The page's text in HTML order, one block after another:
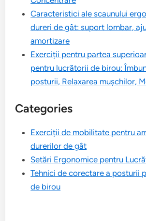
Caracteristici ale scaunului
dureri de gât: suport lombar,
amortizare
Exerciții pentru partea
pentru lucrătorii de birou:
posturii, Relaxarea mușchilor,
Categories
Exerciții de mobilitate pentru
durerilor de gât
Setări Ergonomice pentru
Tehnici de corectare a posturii
de birou